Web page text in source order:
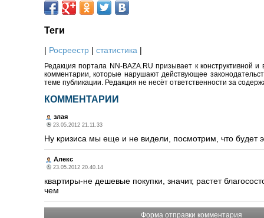
Теги
| Росреестр | статистика |
Редакция портала NN-BAZA.RU призывает к конструктивной
комментарии, которые нарушают действующее
теме публикации. Редакция не несёт ответственности за
КОММЕНТАРИИ
злая
23.05.2012 21.11.33
Ну кризиса мы еще и не видели, посмотрим, что будет
Алекс
23.05.2012 20.40.14
квартиры-не дешевые покупки, значит, растет
чем
Форма отправки комментария